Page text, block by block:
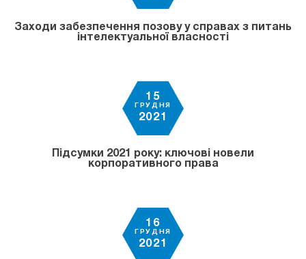
Заходи забезпечення позову у справах з питань
інтелектуальної власності
15
ГРУДНЯ
2021
Підсумки 2021 року: ключові новели
корпоративного права
16
ГРУДНЯ
2021